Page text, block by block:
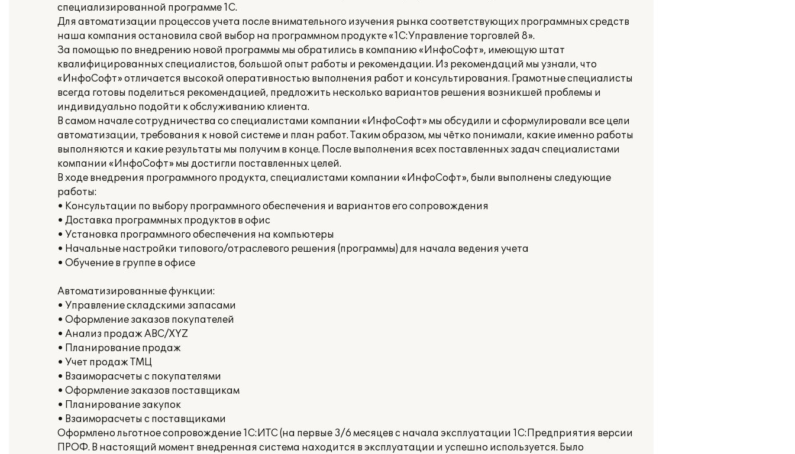
специализированной программе 1С.
Для автоматизации процессов учета после внимательного изучения рынка соответствующих программных средств
наша компания остановила свой выбор на программном продукте «1С:Управление торговлей 8».
За помощью по внедрению новой программы мы обратились в компанию «ИнфоСофт», имеющую штат
квалифицированных специалистов, большой опыт работы и рекомендации. Из рекомендаций мы узнали, что
«ИнфоСофт» отличается высокой оперативностью выполнения работ и консультирования. Грамотные специалисты
всегда готовы поделиться рекомендацией, предложить несколько вариантов решения возникшей проблемы и
индивидуально подойти к обслуживанию клиента.
В самом начале сотрудничества со специалистами компании «ИнфоСофт» мы обсудили и сформулировали все цели
автоматизации, требования к новой системе и план работ. Таким образом, мы чётко понимали, какие именно работы
выполняются и какие результаты мы получим в конце. После выполнения всех поставленных задач специалистами
компании «ИнфоСофт» мы достигли поставленных целей.
В ходе внедрения программного продукта, специалистами компании «ИнфоСофт», были выполнены следующие
работы:
• Консультации по выбору программного обеспечения и вариантов его сопровождения
• Доставка программных продуктов в офис
• Установка программного обеспечения на компьютеры
• Начальные настройки типового/отраслевого решения (программы) для начала ведения учета
• Обучение в группе в офисе
Автоматизированные функции:
• Управление складскими запасами
• Оформление заказов покупателей
• Анализ продаж ABC/XYZ
• Планирование продаж
• Учет продаж ТМЦ
• Взаиморасчеты с покупателями
• Оформление заказов поставщикам
• Планирование закупок
• Взаиморасчеты с поставщиками
Оформлено льготное сопровождение 1С:ИТС (на первые 3/6 месяцев с начала эксплуатации 1С:Предприятия версии
ПРОФ. В настоящий момент внедренная система находится в эксплуатации и успешно используется. Было